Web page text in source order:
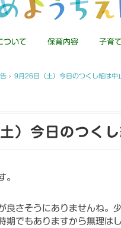
ついて 保育内容 子育
› 9月26日（土）今日のつくし組は中
）今日のつくし
。
良さそうにありませんね。
期でもありますから無理は